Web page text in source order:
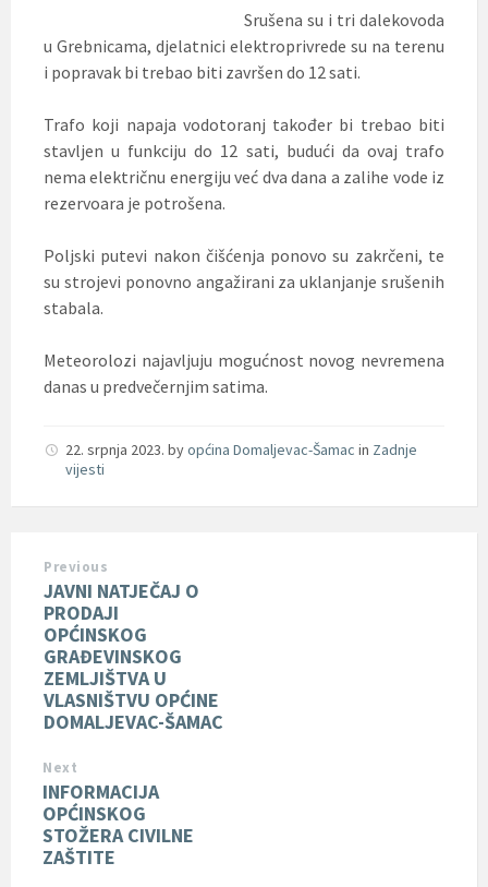
Srušena su i tri dalekovoda
u Grebnicama, djelatnici elektroprivrede su na terenu
i popravak bi trebao biti završen do 12 sati.
Trafo koji napaja vodotoranj također bi trebao biti
stavljen u funkciju do 12 sati, budući da ovaj trafo
nema električnu energiju već dva dana a zalihe vode iz
rezervoara je potrošena.
Poljski putevi nakon čišćenja ponovo su zakrčeni, te
su strojevi ponovno angažirani za uklanjanje srušenih
stabala.
Meteorolozi najavljuju mogućnost novog nevremena
danas u predvečernjim satima.
22. srpnja 2023. byopćina Domaljevac-Šamac in Zadnje
vijesti
Previous
JAVNI NATJEČAJ O
PRODAJI
OPĆINSKOG
GRAĐEVINSKOG
ZEMLJIŠTVA U
VLASNIŠTVU OPĆINE
DOMALJEVAC-ŠAMAC
Next
INFORMACIJA
OPĆINSKOG
STOŽERA CIVILNE
ZAŠTITE